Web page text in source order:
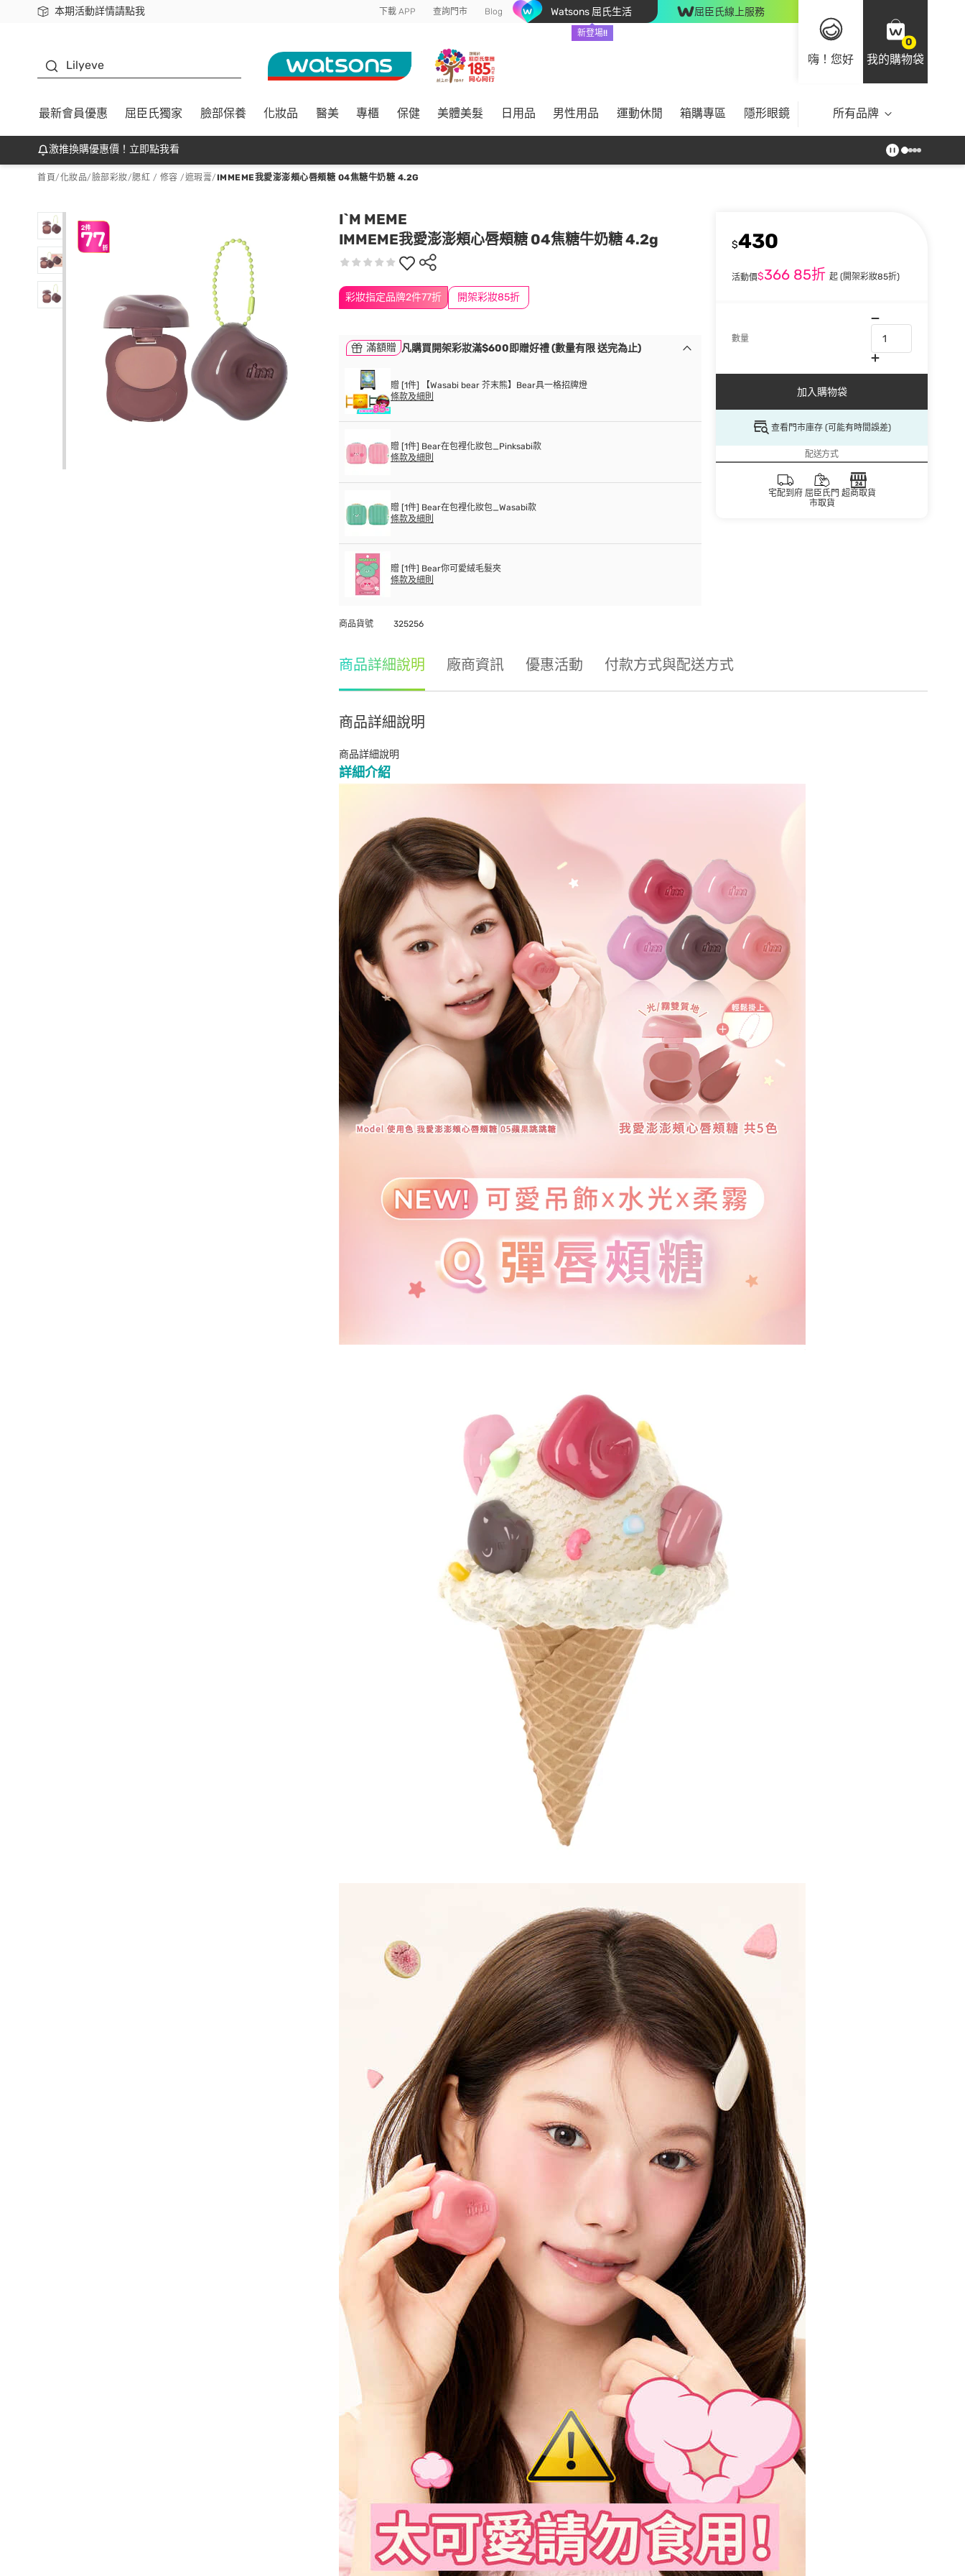
本期活動詳情請點我
下載app最高回饋$350 下載 APP 查詢門市 Blog Watsons 屈氏生活
新登場!!
屈臣氏線上服務
嗨！您好
0
我的購物袋
Lilyeve
最新會員優惠 屈臣氏獨家 臉部保養 化妝品 醫美 專櫃 保健 美體美髮 日用品 男性用品 運動休閒 箱購專區 隱形眼鏡 所有品牌
激推換購優惠價！立即點我看
首頁/化妝品/臉部彩妝/腮紅 / 修容 /遮瑕膏/IMMEME我愛澎澎頰心唇頰糖 04焦糖牛奶糖 4.2G
I`M MEME
IMMEME我愛澎澎頰心唇頰糖 04焦糖牛奶糖 4.2g
彩妝指定品牌2件77折 開架彩妝85折
$430
活動價$366 85折 起 (開架彩妝85折)
數量
加入購物袋
查看門市庫存 (可能有時間誤差)
配送方式
宅配到府 屈臣氏門
市取貨
超商取貨
滿額贈 凡購買開架彩妝滿$600即贈好禮 (數量有限 送完為止)
贈 [1件] 【Wasabi bear 芥末熊】Bear具一格招牌燈
條款及細則
贈 [1件] Bear在包裡化妝包_Pinksabi款
條款及細則
贈 [1件] Bear在包裡化妝包_Wasabi款
條款及細則
贈 [1件] Bear你可愛絨毛髮夾
條款及細則
商品貨號 325256
商品詳細說明 廠商資訊 優惠活動 付款方式與配送方式
商品詳細說明
商品詳細說明
詳細介紹